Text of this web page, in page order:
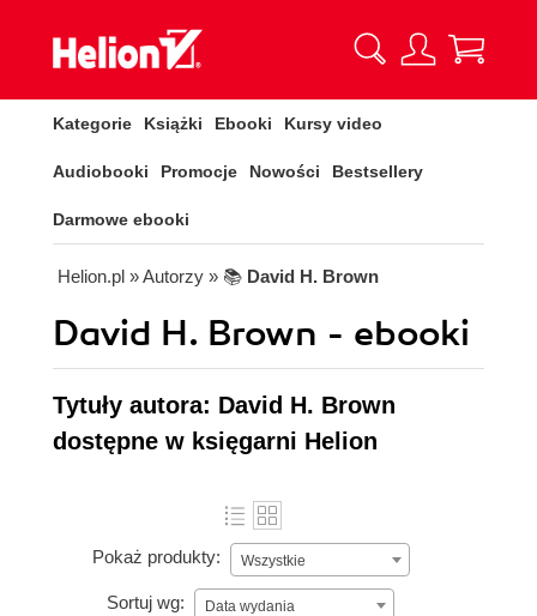
Kategorie Książki Ebooki Kursy video
Audiobooki Promocje Nowości Bestsellery
Darmowe ebooki
Helion.pl » Autorzy » 📚 David H. Brown
David H. Brown - ebooki
Tytuły autora: David H. Brown
dostępne w księgarni Helion
Pokaż produkty: Wszystkie
Sortuj wg: Data wydania